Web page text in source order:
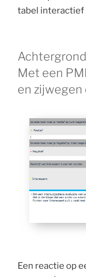
tabel interactief
Met een
en
Een reactie op